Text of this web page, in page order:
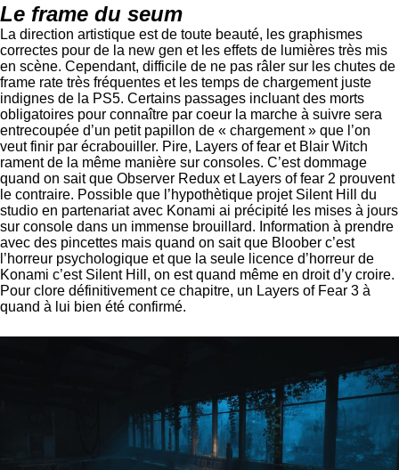
Le frame du seum
La direction artistique est de toute beauté, les graphismes
correctes pour de la new gen et les effets de lumières très mis
en scène. Cependant, difficile de ne pas râler sur les chutes de
frame rate très fréquentes et les temps de chargement juste
indignes de la PS5. Certains passages incluant des morts
obligatoires pour connaître par coeur la marche à suivre sera
entrecoupée d’un petit papillon de « chargement » que l’on
veut finir par écrabouiller. Pire, Layers of fear et Blair Witch
rament de la même manière sur consoles. C’est dommage
quand on sait que Observer Redux et Layers of fear 2 prouvent
le contraire. Possible que l’hypothètique projet Silent Hill du
studio en partenariat avec Konami ai précipité les mises à jours
sur console dans un immense brouillard. Information à prendre
avec des pincettes mais quand on sait que Bloober c’est
l’horreur psychologique et que la seule licence d’horreur de
Konami c’est Silent Hill, on est quand même en droit d’y croire.
Pour clore définitivement ce chapitre, un Layers of Fear 3 à
quand à lui bien été confirmé.